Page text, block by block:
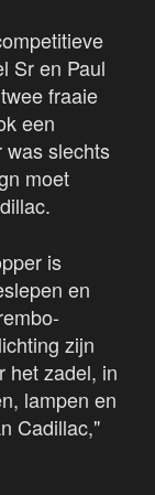
Sr en Paul
fraaie
een
was slechts
moet
is
en
zijn
het zadel, in
lampen en
Cadillac,"